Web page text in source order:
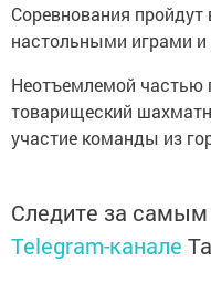
Соревнования
настольными играми и
Неотъемлемой частью
товарищеский
участие команды из
Следите за
Telegram-канале